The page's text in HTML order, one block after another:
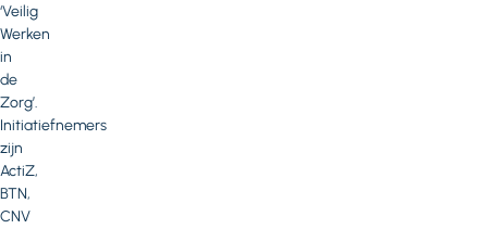
‘Veilig
Werken
in
de
Zorg’.
Initiatiefnemers
zijn
ActiZ,
BTN,
CNV